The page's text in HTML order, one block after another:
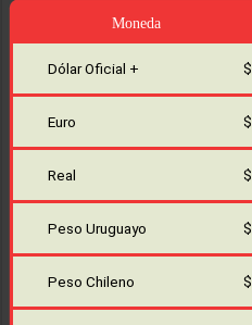
Moneda
Dólar Oficial +
Euro
Real
Peso Uruguayo
Peso Chileno